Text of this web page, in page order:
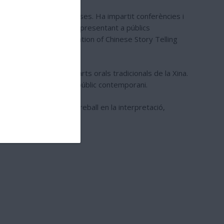
arts folklòriques xineses. Ha impartit conferències i
d’Europa, presentant a públics
International Association of Chinese Story Telling
d'intèrprets de les arts orals tradicionals de la Xina.
per dialogar amb el públic contemporani.
del xinès i pel seu treball en la interpretació,
i educatius.